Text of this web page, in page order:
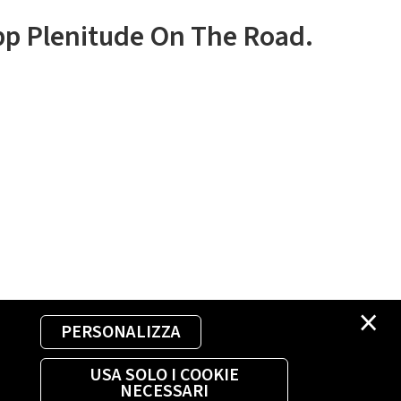
×
PERSONALIZZA
USA SOLO I COOKIE
NECESSARI
Plenitude On The Road.